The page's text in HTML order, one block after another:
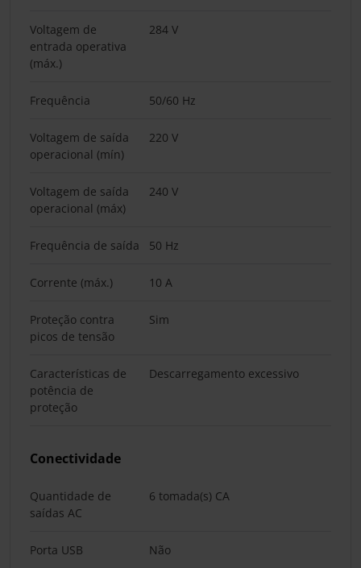
Voltagem de
entrada operativa
(máx.)
284 V
Frequência 50/60 Hz
Voltagem de saída
operacional (mín)
220 V
Voltagem de saída
operacional (máx)
240 V
Frequência de saída 50 Hz
Corrente (máx.) 10 A
Proteção contra
picos de tensão
Sim
Características de
potência de
proteção
Descarregamento excessivo
Conectividade
Quantidade de
saídas AC
6 tomada(s) CA
Porta USB Não